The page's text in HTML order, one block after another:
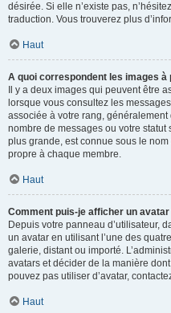
désirée. Si elle n’existe pas,
traduction. Vous trouverez plus
Haut
A quoi correspondent les images à
Il y a deux images qui peuvent être
lorsque vous consultez les
associée à votre rang,
nombre de messages ou votre
plus grande, est connue sous le
propre à chaque membre.
Haut
Comment puis-je afficher un avatar
Depuis votre panneau d’utilisateur,
un avatar en utilisant l’une des
galerie, distant ou importé.
avatars et décider de la manière
pouvez pas utiliser d’avatar,
Haut